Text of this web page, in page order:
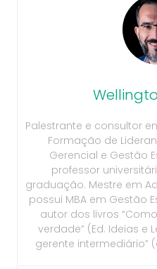
Palestrante e consultor
Formação de
Gerencial e Gestão
professor
graduação. Mestre em
possui MBA em Gestão
autor dos livros
verdade” (Ed. Ideias e
gerente intermediário”